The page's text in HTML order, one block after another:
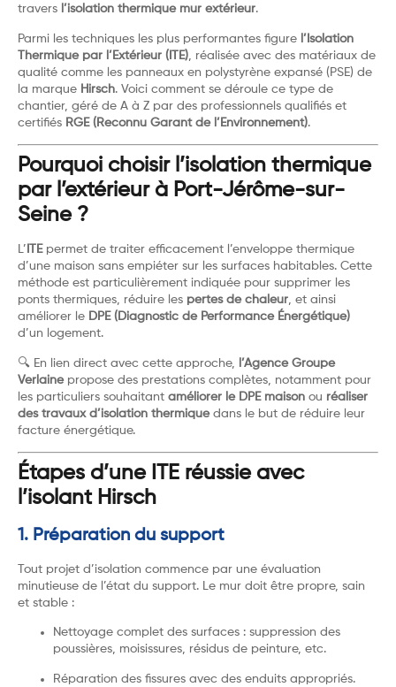
travers l’isolation thermique mur extérieur.
Parmi les techniques les plus performantes figure l’Isolation
Thermique par l’Extérieur (ITE) , réalisée avec des matériaux de
qualité comme les panneaux en polystyrène expansé (PSE) de
la marque Hirsch. Voici comment se déroule ce type de
chantier, géré de A à Z par des professionnels qualifiés et
certifiés RGE (Reconnu Garant de l’Environnement).
Pourquoi choisir l’isolation thermique
par l’extérieur à Port-Jérôme-sur-
Seine ?
L’ ITEpermet de traiter efficacement l’enveloppe thermique
d’une maison sans empiéter sur les surfaces habitables. Cette
méthode est particulièrement indiquée pour supprimer les
ponts thermiques, réduire les pertes de chaleur, et ainsi
améliorer le DPE (Diagnostic de Performance Énergétique)
d’un logement.
🔍 En lien direct avec cette approche,
l’Agence Groupe
Verlainepropose des prestations complètes, notamment pour
les particuliers souhaitant améliorer le DPE maison ou réaliser
des travaux d’isolation thermiquedans le but de réduire leur
facture énergétique.
Étapes d’une ITE réussie avec
l’isolant Hirsch
1. Préparation du support
Tout projet d’isolation commence par une évaluation
minutieuse de l’état du support. Le mur doit être propre, sain
et stable :
Nettoyage complet des surfaces : suppression des
poussières, moisissures, résidus de peinture, etc.
Réparation des fissures avec des enduits appropriés.